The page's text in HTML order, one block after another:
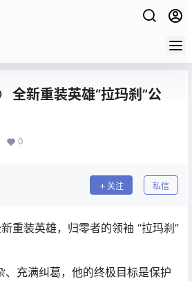
全新重装英雄“拉玛刹”公
0
关注 私信
重装英雄，归零者的领袖 “拉玛刹”
、充满纠葛，他的终极目标是保护